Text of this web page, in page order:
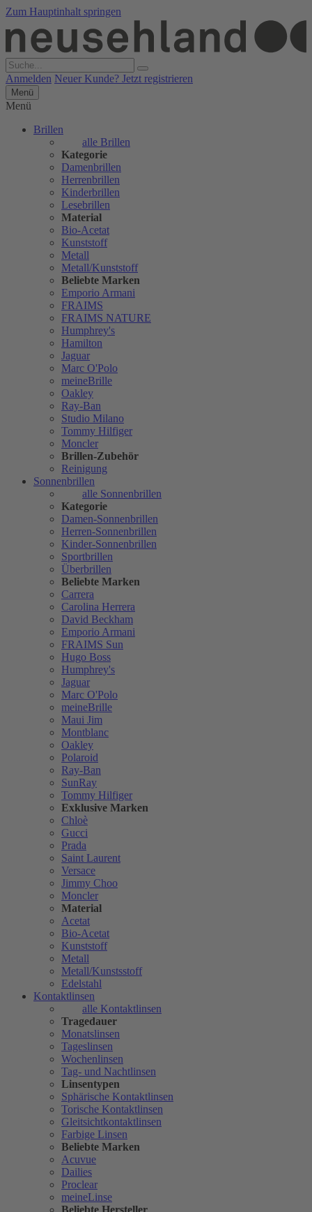
Zum Hauptinhalt springen
Anmelden Neuer Kunde? Jetzt registrieren
Menü
Menü
Brillen
alle Brillen
Kategorie
Damenbrillen
Herrenbrillen
Kinderbrillen
Lesebrillen
Material
Bio-Acetat
Kunststoff
Metall
Metall/Kunststoff
Beliebte Marken
Emporio Armani
FRAIMS
FRAIMS NATURE
Humphrey's
Hamilton
Jaguar
Marc O'Polo
meineBrille
Oakley
Ray-Ban
Studio Milano
Tommy Hilfiger
Moncler
Brillen-Zubehör
Reinigung
Sonnenbrillen
alle Sonnenbrillen
Kategorie
Damen-Sonnenbrillen
Herren-Sonnenbrillen
Kinder-Sonnenbrillen
Sportbrillen
Überbrillen
Beliebte Marken
Carrera
Carolina Herrera
David Beckham
Emporio Armani
FRAIMS Sun
Hugo Boss
Humphrey's
Jaguar
Marc O'Polo
meineBrille
Maui Jim
Montblanc
Oakley
Polaroid
Ray-Ban
SunRay
Tommy Hilfiger
Exklusive Marken
Chloè
Gucci
Prada
Saint Laurent
Versace
Jimmy Choo
Moncler
Material
Acetat
Bio-Acetat
Kunststoff
Metall
Metall/Kunstsstoff
Edelstahl
Kontaktlinsen
alle Kontaktlinsen
Tragedauer
Monatslinsen
Tageslinsen
Wochenlinsen
Tag- und Nachtlinsen
Linsentypen
Sphärische Kontaktlinsen
Torische Kontaktlinsen
Gleitsichtkontaktlinsen
Farbige Linsen
Beliebte Marken
Acuvue
Dailies
Proclear
meineLinse